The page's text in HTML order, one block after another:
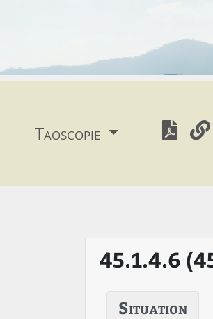
Taoscopie
45.1.4.6
Situation